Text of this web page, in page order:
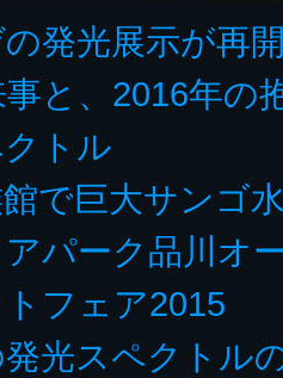
発光展示が再
と、2016年の
トル
で巨大サンゴ
パーク品川オ
フェア2015
光スペクトル